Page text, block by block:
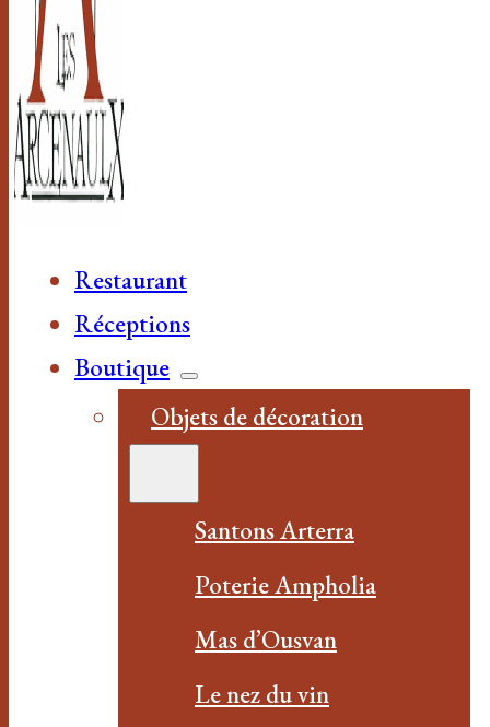
Restaurant
Réceptions
Boutique
Objets de décoration
Santons Arterra
Poterie Ampholia
Mas d’Ousvan
Le nez du vin